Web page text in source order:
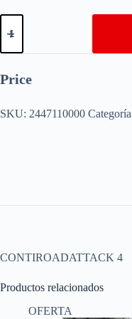
Price
SKU: 2447110000
CONTIROADATTACK 4
Productos relacionados
OFERTA